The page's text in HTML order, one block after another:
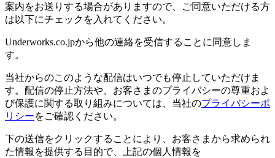
案内をお送りする場合がありますので、ご同意いただける方
は以下にチェックを入れてください。
Underworks.co.jpから他の連絡を受信することに同意しま
す。
当社からのこのような配信はいつでも停止していただけま
す。配信の停止方法や、お客さまのプライバシーの尊重およ
び保護に関する取り組みについては、当社のプライバシーポ
リシーをご確認ください。
下の送信をクリックすることにより、お客さまから求められ
た情報を提供する目的で、上記の個人情報を